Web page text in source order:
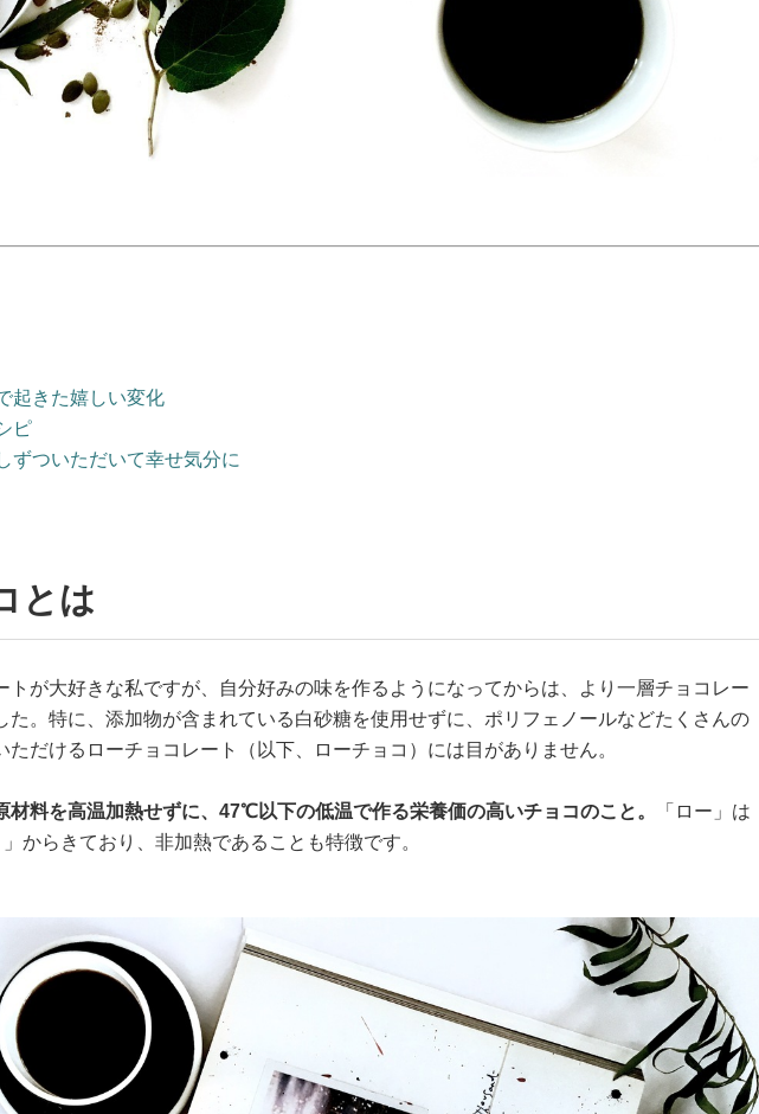
起きた嬉しい変化
ピ
ずついただいて幸せ気分に
とは
トが大好きな私ですが、自分好みの味を作るようになってからは、より一層チョコレー
た。特に、添加物が含まれている白砂糖を使用せずに、ポリフェノールなどたくさんの
ただけるローチョコレート（以下、ローチョコ）には目がありません。
材料を高温加熱せずに、47℃以下の低温で作る栄養価の高いチョコのこと。
「ロー」は
からきており、非加熱であることも特徴です。